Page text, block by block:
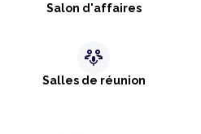
Salon d'affaires
adaptive_audio_mic
Salles de réunion